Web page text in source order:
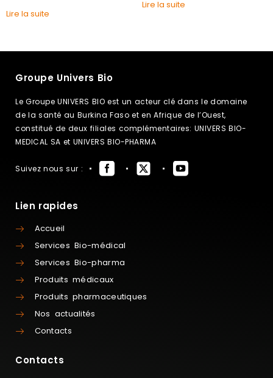
Lire la suite
Lire la suite
Groupe Univers Bio
Le Groupe UNIVERS BIO est un acteur clé dans le domaine
de la santé au Burkina Faso et en Afrique de l’Ouest,
constitué de deux filiales complémentaires: UNIVERS BIO-
MEDICAL SA et UNIVERS BIO-PHARMA
Suivez nous sur :
Lien rapides
Accueil
Services Bio-médical
Services Bio-pharma
Produits médicaux
Produits pharmaceutiques
Nos actualités
Contacts
Contacts